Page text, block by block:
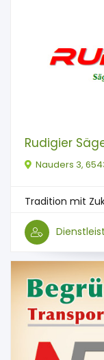
Rudigier
Nauders 3,
Tradition mit